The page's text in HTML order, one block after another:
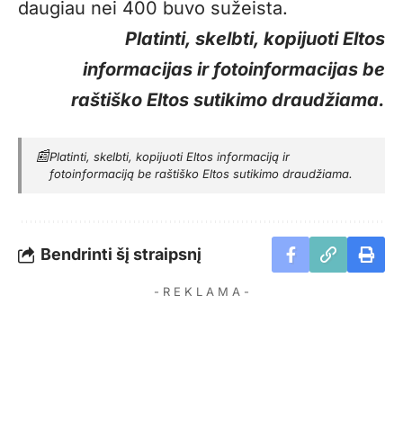
daugiau nei 400 buvo sužeista.
Platinti, skelbti, kopijuoti Eltos
informacijas ir fotoinformacijas be
raštiško Eltos sutikimo draudžiama.
📰Platinti, skelbti, kopijuoti Eltos informaciją ir
fotoinformaciją be raštiško Eltos sutikimo draudžiama.
Bendrinti šį straipsnį
- R E K L A M A -